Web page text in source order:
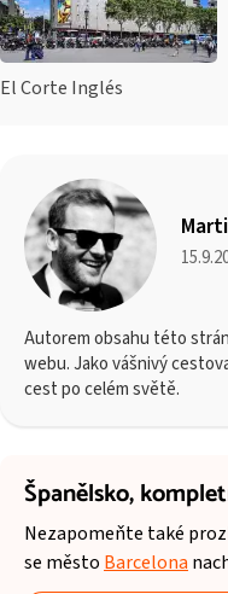
El Corte Inglés
Autorem obsahu této
webu. Jako vášnivý
cest po celém světě.
Španělsko,
Nezapomeňte také
se město Barcelona